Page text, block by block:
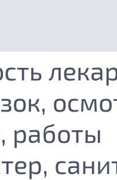
работы